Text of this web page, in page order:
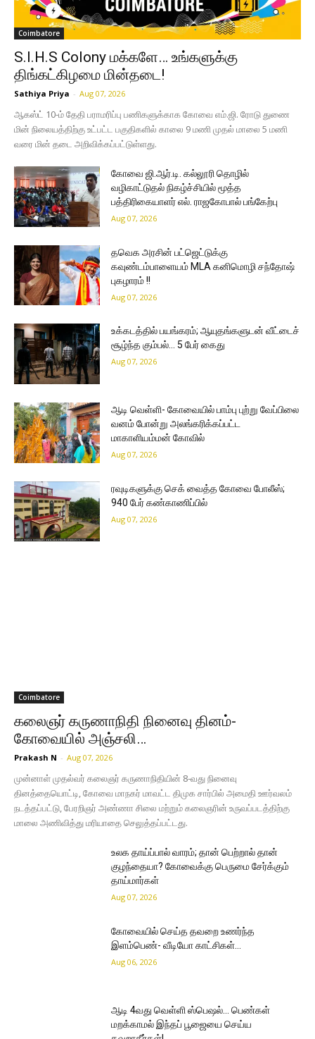
Coimbatore
S.I.H.S Colony மக்களே… உங்களுக்கு
திங்கட்கிழமை மின்தடை!
Sathiya Priya - Aug 07, 2026
ஆகஸ்ட் 10-ம் தேதி பராமரிப்பு பணிகளுக்காக கோவை எம்.ஜி. ரோடு துணை
மின் நிலையத்திற்கு உட்பட்ட பகுதிகளில் காலை 9 மணி முதல் மாலை 5 மணி
வரை மின் தடை அறிவிக்கப்பட்டுள்ளது.
கோவை ஜி.ஆர்.டி. கல்லூரி தொழில்
வழிகாட்டுதல் நிகழ்ச்சியில் மூத்த
பத்திரிகையாளர் எல். ராஜகோபால் பங்கேற்பு
Aug 07, 2026
தவெக அரசின் பட்ஜெட்டுக்கு
கவுண்டம்பாளையம் MLA கனிமொழி சந்தோஷ்
புகழாரம் !!
Aug 07, 2026
உக்கடத்தில் பயங்கரம்; ஆயுதங்களுடன் வீட்டைச்
சூழ்ந்த கும்பல்… 5 பேர் கைது
Aug 07, 2026
ஆடி வெள்ளி- கோவையில் பாம்பு புற்று வேப்பிலை
வனம் போன்று அலங்கரிக்கப்பட்ட
மாகாளியம்மன் கோவில்
Aug 07, 2026
ரவுடிகளுக்கு செக் வைத்த கோவை போலீஸ்;
940 பேர் கண்காணிப்பில்
Aug 07, 2026
Coimbatore
கலைஞர் கருணாநிதி நினைவு தினம்-
கோவையில் அஞ்சலி…
Prakash N - Aug 07, 2026
முன்னாள் முதல்வர் கலைஞர் கருணாநிதியின் 8-வது நினைவு
தினத்தையொட்டி, கோவை மாநகர் மாவட்ட திமுக சார்பில் அமைதி ஊர்வலம்
நடத்தப்பட்டு, பேரறிஞர் அண்ணா சிலை மற்றும் கலைஞரின் உருவப்படத்திற்கு
மாலை அணிவித்து மரியாதை செலுத்தப்பட்டது.
உலக தாய்ப்பால் வாரம்; தான் பெற்றால் தான்
குழந்தையா? கோவைக்கு பெருமை சேர்க்கும்
தாய்மார்கள்
Aug 07, 2026
கோவையில் செய்த தவறை உணர்ந்த
இளம்பெண்- வீடியோ காட்சிகள்…
Aug 06, 2026
ஆடி 4வது வெள்ளி ஸ்பெஷல்… பெண்கள்
மறக்காமல் இந்தப் பூஜையை செய்ய